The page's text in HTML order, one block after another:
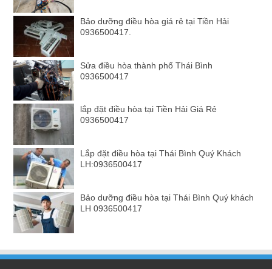
Bảo dưỡng điều hòa giá rẻ tại Tiền Hải
0936500417.
Sửa điều hòa thành phố Thái Bình
0936500417
lắp đặt điều hòa tại Tiền Hải Giá Rẻ
0936500417
Lắp đặt điều hòa tại Thái Bình Quý Khách
LH:0936500417
Bảo dưỡng điều hòa tại Thái Bình Quý khách
LH 0936500417